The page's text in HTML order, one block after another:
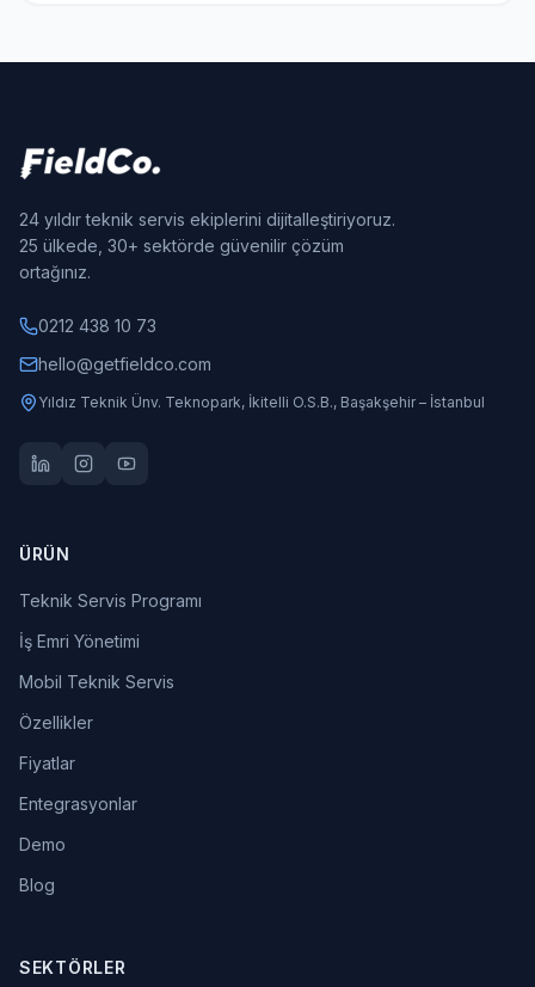
24 yıldır teknik servis ekiplerini dijitalleştiriyoruz.
25 ülkede, 30+ sektörde güvenilir çözüm
ortağınız.
0212 438 10 73
hello@getfieldco.com
Yıldız Teknik Ünv. Teknopark, İkitelli O.S.B., Başakşehir – İstanbul
ÜRÜN
Teknik Servis Programı
İş Emri Yönetimi
Mobil Teknik Servis
Özellikler
Fiyatlar
Entegrasyonlar
Demo
Blog
SEKTÖRLER